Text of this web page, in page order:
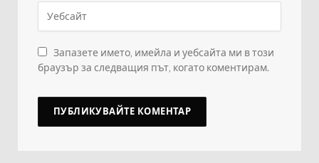
Запазете името, имейла и уебсайта ми в този
браузър за следващия път, когато коментирам.